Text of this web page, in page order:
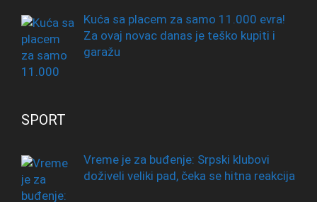
Kuća sa placem za samo 11.000 evra!
Za ovaj novac danas je teško kupiti i
garažu
SPORT
Vreme je za buđenje: Srpski klubovi
doživeli veliki pad, čeka se hitna reakcija